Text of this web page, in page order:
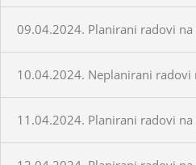
09.04.2024. Planirani radovi
10.04.2024. Neplanirani
11.04.2024. Planirani radovi